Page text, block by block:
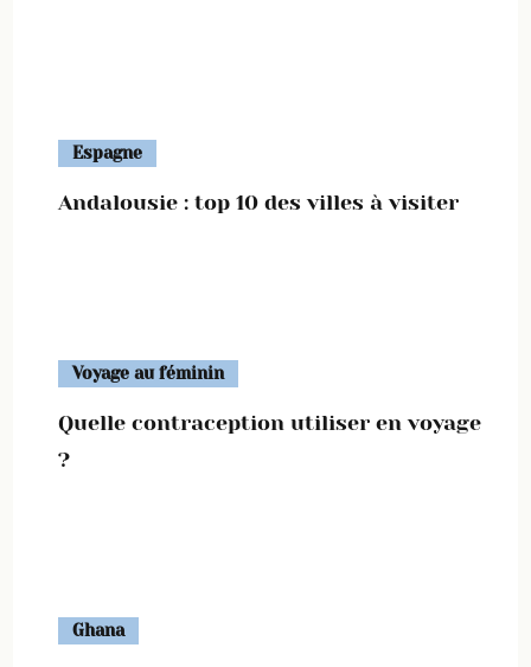
Espagne
Andalousie : top 10 des villes à visiter
Voyage au féminin
Quelle contraception utiliser en voyage
?
Ghana